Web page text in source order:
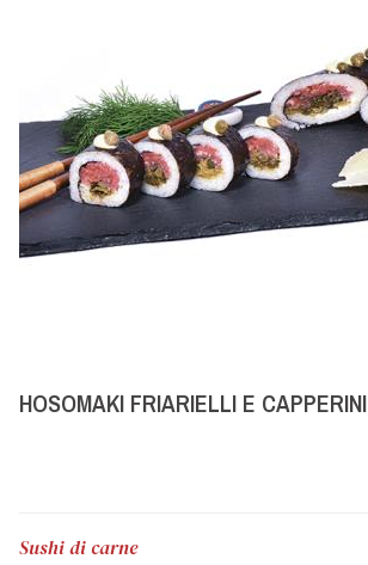
HOSOMAKI FRIARIELLI E CAPPERINI
Sushi di carne